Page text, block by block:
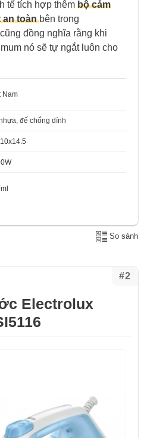
tế tích hợp thêm bộ cảm
an toàn bên trong
đồng nghĩa rằng khi
nó sẽ tự ngắt luôn cho
Nam
đế chống dính
So sánh
#2
Electrolux